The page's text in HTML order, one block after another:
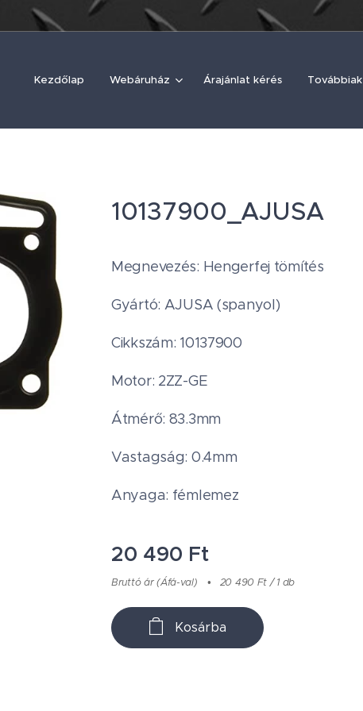
Kezdőlap Webáruház Árajánlat kérés Továbbiak
10137900_AJUSA
Megnevezés: Hengerfej tömítés
Gyártó: AJUSA (spanyol)
Cikkszám: 10137900
Motor: 2ZZ-GE
Átmérő: 83.3mm
Vastagság: 0.4mm
Anyaga: fémlemez
20 490 Ft
Bruttó ár (Áfá-val) 20 490 Ft / 1 db
Kosárba